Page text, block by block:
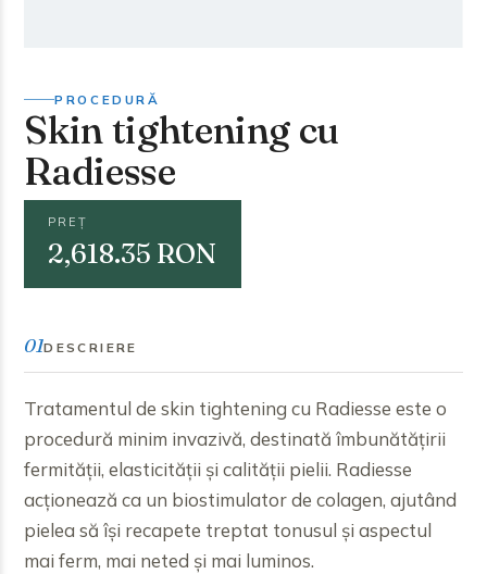
PROCEDURĂ
Skin tightening cu
Radiesse
PREȚ
2,618.35 RON
01DESCRIERE
Tratamentul de skin tightening cu Radiesse este o
procedură minim invazivă, destinată îmbunătățirii
fermității, elasticității și calității pielii. Radiesse
acționează ca un biostimulator de colagen, ajutând
pielea să își recapete treptat tonusul și aspectul
mai ferm, mai neted și mai luminos.